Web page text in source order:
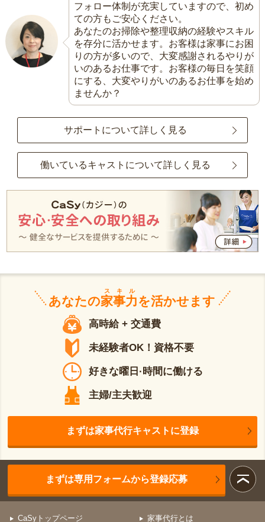
フォロー体制が充実していますので、初め
ての方もご安心ください。
あなたのお掃除や整理収納の経験やスキル
を存分に活かせます。お客様は家事にお困
りの方が多いので、大変感謝されるやりが
いのあるお仕事です。お客様の毎日を笑顔
にする、大変やりがいのあるお仕事を始め
ませんか？
サポートについて詳しく見る
働いているキャストについて詳しく見る
あなたの家事力
スキル
を活かせます
高時給 + 交通費
未経験者OK！資格不要
好きな曜日·時間に働ける
主婦/主夫歓迎
まずは家事代行キャストに登録
まずは専用フォームから登録応募
CaSyトップページ 家事代行とは